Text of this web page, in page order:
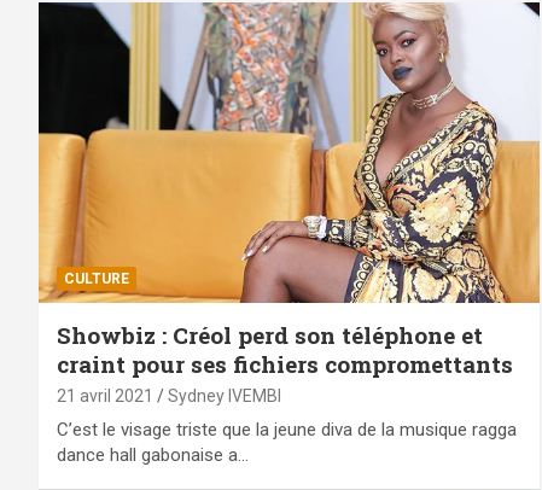
CULTURE
Showbiz : Créol perd son téléphone et
craint pour ses fichiers compromettants
21 avril 2021 Sydney IVEMBI
C’est le visage triste que la jeune diva de la musique ragga
dance hall gabonaise a…